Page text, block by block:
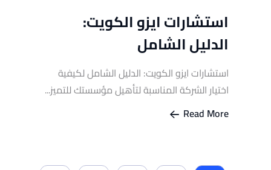
استشارات ايزو الكويت:
الدليل الشامل
استشارات ايزو الكويت: الدليل الشامل لكيفية
اختيار الشركة المناسبة لتأهيل مؤسستك للتميز...
Read More